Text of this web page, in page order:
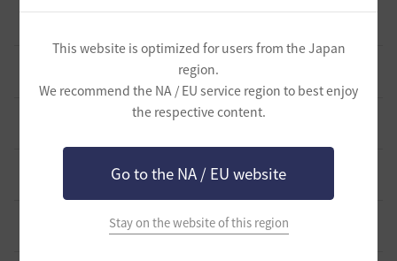
This website is optimized for users from the Japan
region.
We recommend the NA / EU service region to best enjoy
the respective content.
Go to the NA / EU website
Stay on the website of this region
4
（2026年ギルド名声アプデリンク追記）
1K ノウワン 2026.07.24
波に乗って流れ着いた宝の地図の場所
週間イベントについて
805 マサ 2026.07.24
ベテラン＆ルーキー クーポン配布
778 飛鳥雨音 2026.07.24